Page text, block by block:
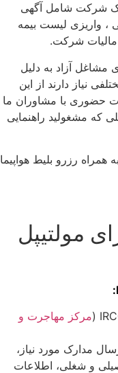
شرکت شامل آگهی
، واریزی لیست بیمه
مالیات شرکت.
مشاغل آزاد به دلیل
نیاز دارند از این
حضوری با مشاوران ما
که مشغولید راهنمایی
همراه رزرو بلیط هواپیما
مولتیپل
مرکز مهاجرت و
مدارک مورد نیاز،
و شغلی، اطلاعات